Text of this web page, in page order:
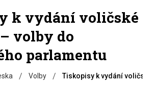
k vydání voličské
volby do
parlamentu
/ Volby / Tiskopisy k vydání